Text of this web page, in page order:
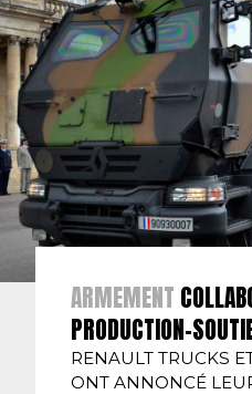
ARMEMENT
PRODUCTION-
RENAULT TRUCKS
ONT ANNONCÉ